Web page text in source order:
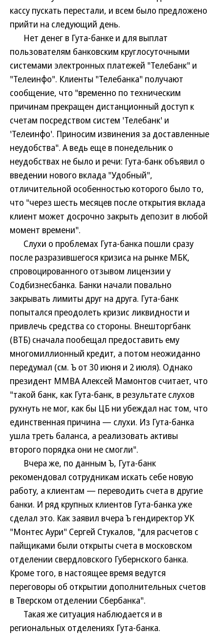
кассу пускать перестали, и всем было предложено
прийти на следующий день.
Нет денег в Гута-банке и для выплат
пользователям банковским круглосуточными
системами электронных платежей "Телебанк" и
"Телеинфо". Клиенты "Телебанка" получают
сообщение, что "временно по техническим
причинам прекращен дистанционный доступ к
счетам посредством систем 'Телебанк' и
'Телеинфо'. Приносим извинения за доставленные
неудобства". А ведь еще в понедельник о
неудобствах не было и речи: Гута-банк объявил о
введении нового вклада "Удобный",
отличительной особенностью которого было то,
что "через шесть месяцев после открытия вклада
клиент может досрочно закрыть депозит в любой
момент времени".
Слухи о проблемах Гута-банка пошли сразу
после разразившегося кризиса на рынке МБК,
спровоцированного отзывом лицензии у
Содбизнесбанка. Банки начали повально
закрывать лимиты друг на друга. Гута-банк
попытался преодолеть кризис ликвидности и
привлечь средства со стороны. Внешторгбанк
(ВТБ) сначала пообещал предоставить ему
многомиллионный кредит, а потом неожиданно
передумал (см. Ъ от 30 июня и 2 июля). Однако
президент ММВА Алексей Мамонтов считает, что
"такой банк, как Гута-банк, в результате слухов
рухнуть не мог, как бы ЦБ ни убеждал нас том, что
единственная причина — слухи. Из Гута-банка
ушла треть баланса, а реализовать активы
второго порядка они не смогли".
Вчера же, по данным Ъ, Гута-банк
рекомендовал сотрудникам искать себе новую
работу, а клиентам — переводить счета в другие
банки. И ряд крупных клиентов Гута-банка уже
сделал это. Как заявил вчера Ъ гендиректор УК
"Монтес Аури" Сергей Стукалов, "для расчетов с
пайщиками были открыты счета в московском
отделении свердловского Губернского банка.
Кроме того, в настоящее время ведутся
переговоры об открытии дополнительных счетов
в Тверском отделении Сбербанка".
Такая же ситуация наблюдается и в
региональных отделениях Гута-банка.